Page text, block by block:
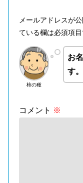
メールアドレスが
ている欄は必須項
柿の種
お
す。
コメント ※